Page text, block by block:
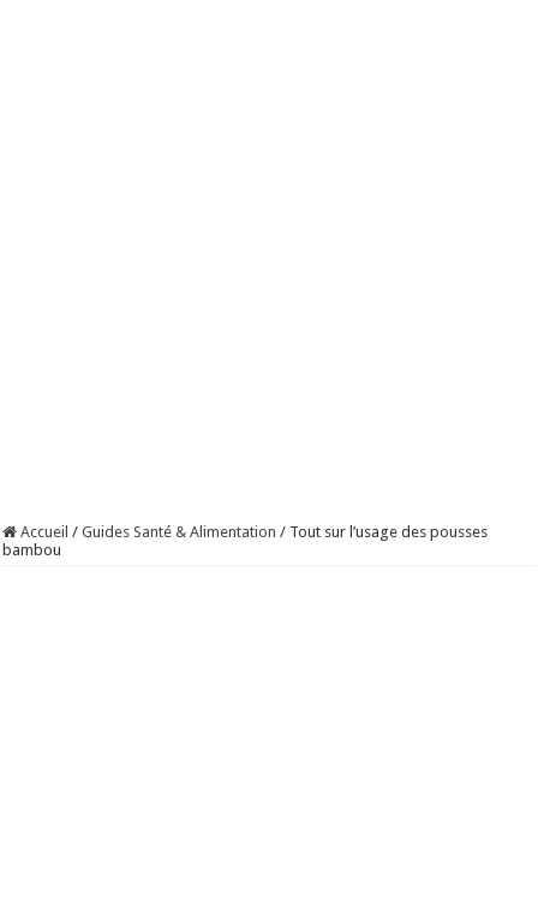
Accueil / Guides Santé & Alimentation / Tout sur l’usage des pousses
bambou